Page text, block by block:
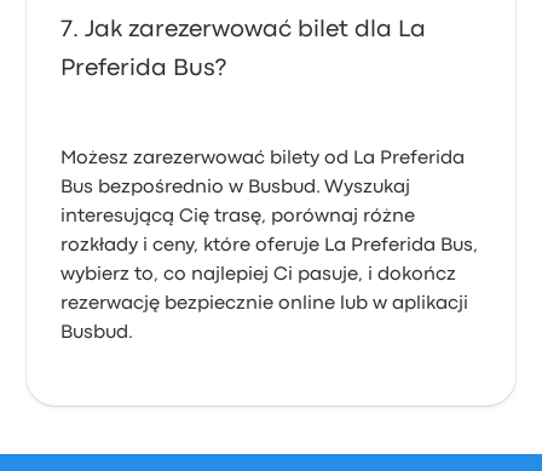
Jak zarezerwować bilet dla La
Preferida Bus?
Możesz zarezerwować bilety od La Preferida
Bus bezpośrednio w Busbud. Wyszukaj
interesującą Cię trasę, porównaj różne
rozkłady i ceny, które oferuje La Preferida Bus,
wybierz to, co najlepiej Ci pasuje, i dokończ
rezerwację bezpiecznie online lub w aplikacji
Busbud.